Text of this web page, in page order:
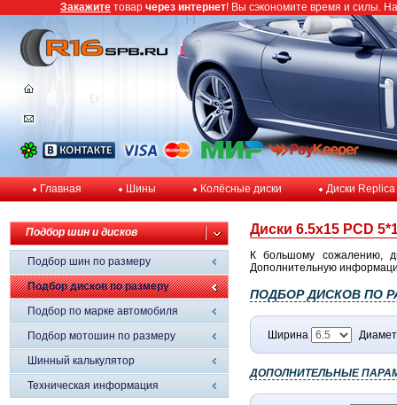
Главная Шины Колёсные диски Диски Replica
Подбор шин и дисков
Подбор шин по размеру
Подбор дисков по размеру
Подбор по марке автомобиля
Подбор мотошин по размеру
Шинный калькулятор
Техническая информация
Диски 6.5x15 PCD
К большому сожалению,
Дополнительную
ПОДБОР ДИСКОВ ПО
Ширина
ДОПОЛНИТЕЛЬНЫЕ
Закажите товар через интернет! Вы сэкономите время и силы.